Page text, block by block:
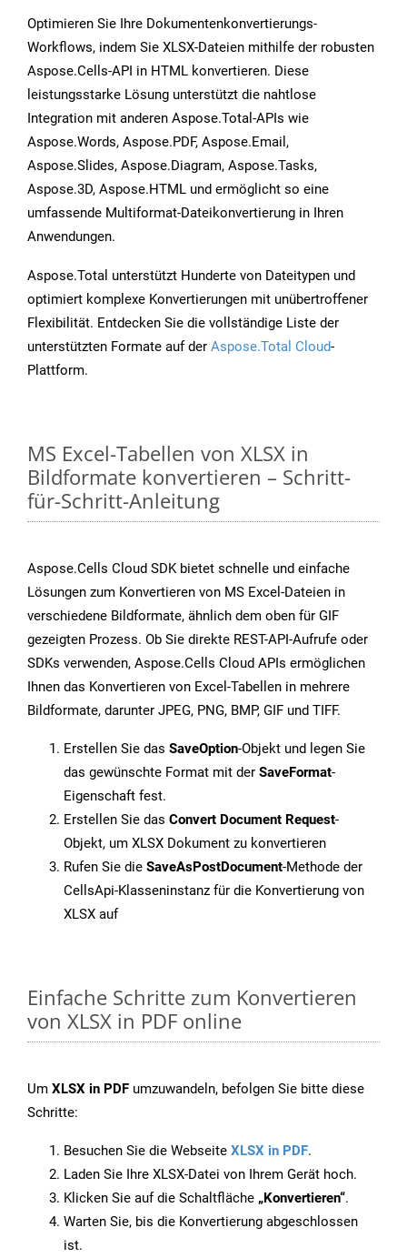
Optimieren Sie Ihre Dokumentenkonvertierungs-
Workflows, indem Sie XLSX-Dateien mithilfe der robusten
Aspose.Cells-API in HTML konvertieren. Diese
leistungsstarke Lösung unterstützt die nahtlose
Integration mit anderen Aspose.Total-APIs wie
Aspose.Words, Aspose.PDF, Aspose.Email,
Aspose.Slides, Aspose.Diagram, Aspose.Tasks,
Aspose.3D, Aspose.HTML und ermöglicht so eine
umfassende Multiformat-Dateikonvertierung in Ihren
Anwendungen.
Aspose.Total unterstützt Hunderte von Dateitypen und
optimiert komplexe Konvertierungen mit unübertroffener
Flexibilität. Entdecken Sie die vollständige Liste der
unterstützten Formate auf der Aspose.Total Cloud-
Plattform.
MS Excel-Tabellen von XLSX in
Bildformate konvertieren – Schritt-
für-Schritt-Anleitung
Aspose.Cells Cloud SDK bietet schnelle und einfache
Lösungen zum Konvertieren von MS Excel-Dateien in
verschiedene Bildformate, ähnlich dem oben für GIF
gezeigten Prozess. Ob Sie direkte REST-API-Aufrufe oder
SDKs verwenden, Aspose.Cells Cloud APIs ermöglichen
Ihnen das Konvertieren von Excel-Tabellen in mehrere
Bildformate, darunter JPEG, PNG, BMP, GIF und TIFF.
Erstellen Sie das SaveOption-Objekt und legen Sie
das gewünschte Format mit der SaveFormat-
Eigenschaft fest.
Erstellen Sie das Convert Document Request-
Objekt, um XLSX Dokument zu konvertieren
Rufen Sie die SaveAsPostDocument-Methode der
CellsApi-Klasseninstanz für die Konvertierung von
XLSX auf
Einfache Schritte zum Konvertieren
von XLSX in PDF online
Um XLSX in PDF umzuwandeln, befolgen Sie bitte diese
Schritte:
Besuchen Sie die Webseite XLSX in PDF.
Laden Sie Ihre XLSX-Datei von Ihrem Gerät hoch.
Klicken Sie auf die Schaltfläche „Konvertieren“.
Warten Sie, bis die Konvertierung abgeschlossen
ist.